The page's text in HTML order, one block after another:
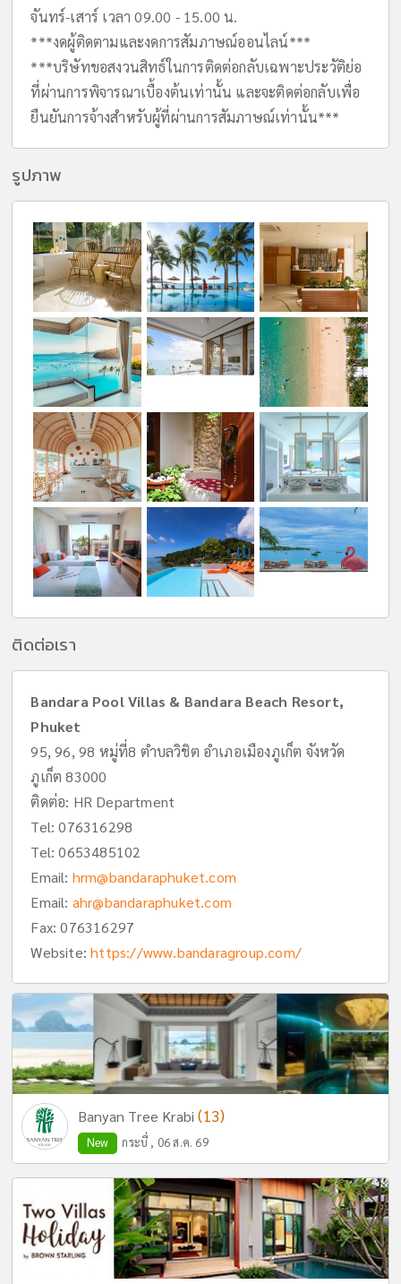
จันทร์-เสาร์ เวลา 09.00 - 15.00 น.
***งดผู้ติดตามและงดการสัมภาษณ์ออนไลน์***
***บริษัทขอสงวนสิทธ์ในการติดต่อกลับเฉพาะประวัติย่อ
ที่ผ่านการพิจารณาเบื้องต้นเท่านั้น และจะติดต่อกลับเพื่อ
ยืนยันการจ้างสำหรับผู้ที่ผ่านการสัมภาษณ์เท่านั้น***
รูปภาพ
ติดต่อเรา
Bandara Pool Villas & Bandara Beach Resort,
Phuket
95, 96, 98 หมู่ที่8 ตำบลวิชิต อำเภอเมืองภูเก็ต จังหวัด
ภูเก็ต 83000
ติดต่อ: HR Department
Tel:076316298
Tel:0653485102
Email: hrm@bandaraphuket.com
Email: ahr@bandaraphuket.com
Fax: 076316297
Website:https://www.bandaragroup.com/
Banyan Tree Krabi(13)
New กระบี่ , 06 ส.ค. 69